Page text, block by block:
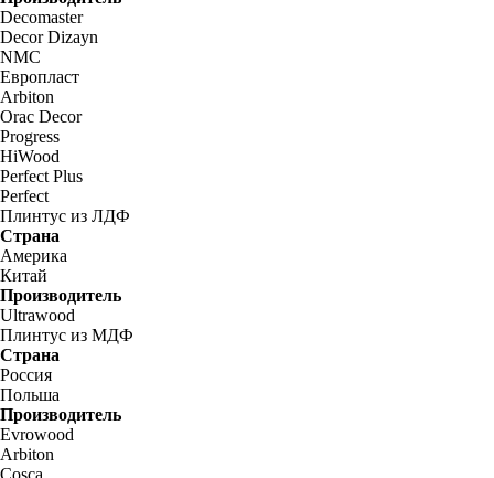
Decomaster
Decor Dizayn
NMC
Европласт
Arbiton
Orac Decor
Progress
HiWood
Perfect Plus
Perfect
Плинтус из ЛДФ
Страна
Америка
Китай
Производитель
Ultrawood
Плинтус из МДФ
Страна
Россия
Польша
Производитель
Evrowood
Arbiton
Cosca